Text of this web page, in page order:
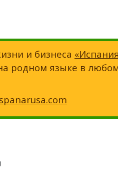
и бизнеса
родном языке в
)